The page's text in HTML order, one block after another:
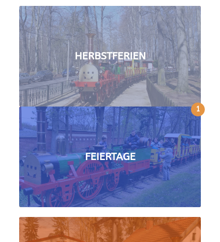
HERBSTFERIEN
FEIERTAGE
1